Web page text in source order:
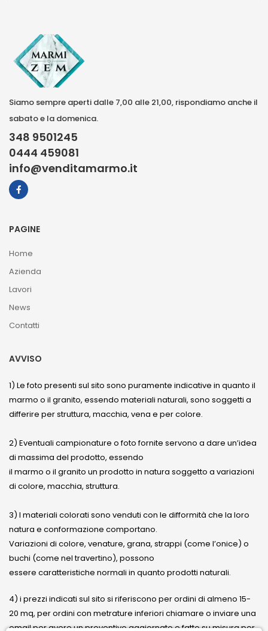
Siamo sempre aperti dalle 7,00 alle 21,00, rispondiamo anche il
sabato e la domenica.
348 9501245
0444 459081
info@venditamarmo.it
PAGINE
Home
Azienda
Lavori
News
Contatti
AVVISO
1) Le foto presenti sul sito sono puramente indicative in quanto il
marmo o il granito, essendo materiali naturali, sono soggetti a
differire per struttura, macchia, vena e per colore.
2) Eventuali campionature o foto fornite servono a dare un’idea
di massima del prodotto, essendo
il marmo o il granito un prodotto in natura soggetto a variazioni
di colore, macchia, struttura.
3) I materiali colorati sono venduti con le difformità che la loro
natura e conformazione comportano.
Variazioni di colore, venature, grana, strappi (come l’onice) o
buchi (come nel travertino), possono
essere caratteristiche normali in quanto prodotti naturali.
4) i prezzi indicati sul sito si riferiscono per ordini di almeno 15-
20 mq, per ordini con metrature inferiori chiamare o inviare una
email per avere un preventivo aggiornato e fatto su misura per